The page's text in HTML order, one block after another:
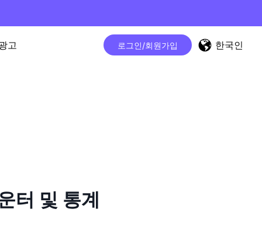
고 로그인/회원가입 한국인
터 및 통계